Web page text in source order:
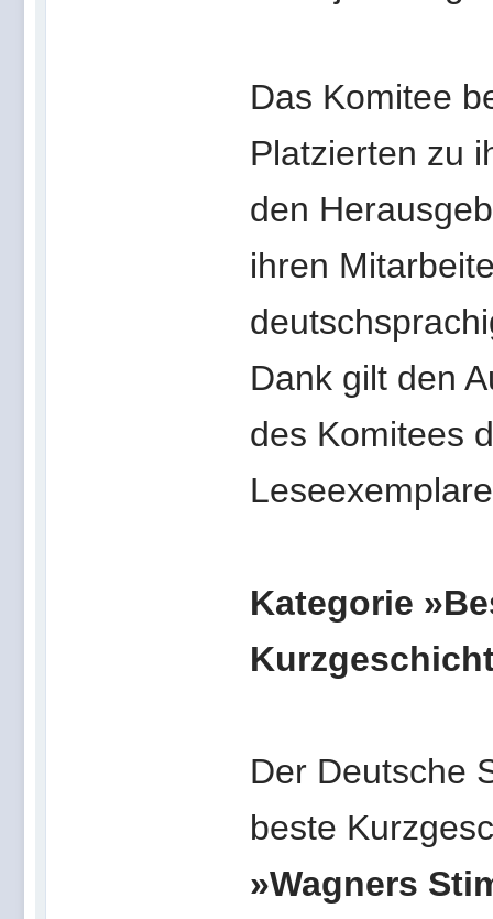
Das Komitee
Platzierten zu
den
ihren
Dank gilt den
des Komitees
Kategorie
Der Deutsche
beste
»Wagners